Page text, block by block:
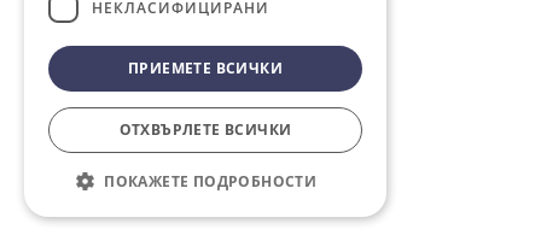
НЕКЛАСИФИЦИРАНИ
ПРИЕМЕТЕ ВСИЧКИ
ОТХВЪРЛЕТЕ ВСИЧКИ
ПОКАЖЕТЕ ПОДРОБНОСТИ